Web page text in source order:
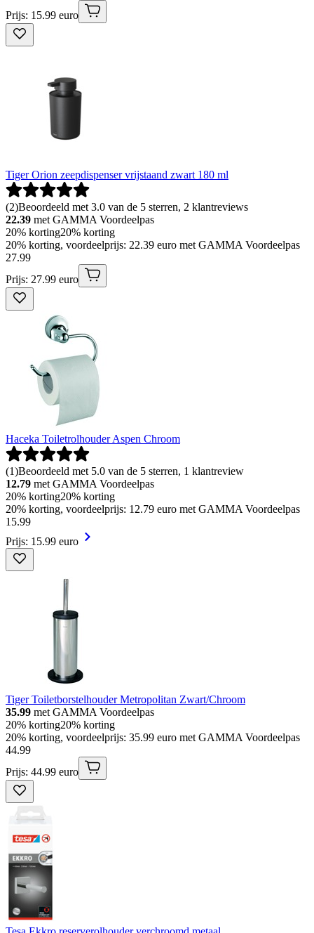
Prijs: 15.99 euro
Tiger Orion zeepdispenser vrijstaand zwart 180 ml
(2)Beoordeeld met 3.0 van de 5 sterren, 2 klantreviews
22.39 met GAMMA Voordeelpas
20% korting20% korting
20% korting, voordeelprijs: 22.39 euro met GAMMA Voordeelpas
27.99
Prijs: 27.99 euro
Haceka Toiletrolhouder Aspen Chroom
(1)Beoordeeld met 5.0 van de 5 sterren, 1 klantreview
12.79 met GAMMA Voordeelpas
20% korting20% korting
20% korting, voordeelprijs: 12.79 euro met GAMMA Voordeelpas
15.99
Prijs: 15.99 euro
Tiger Toiletborstelhouder Metropolitan Zwart/Chroom
35.99 met GAMMA Voordeelpas
20% korting20% korting
20% korting, voordeelprijs: 35.99 euro met GAMMA Voordeelpas
44.99
Prijs: 44.99 euro